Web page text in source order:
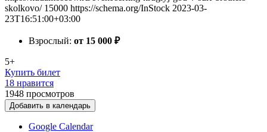
skolkovo/ 15000 https://schema.org/InStock 2023-03-
23T16:51:00+03:00
Взрослый: от 15 000 ₽
5+
Купить билет
18 нравится
1948 просмотров
Добавить в календарь
Google Calendar